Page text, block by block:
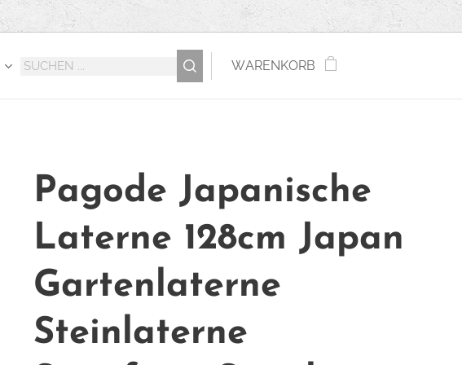
WARENKORB
Pagode Japanische
Laterne 128cm Japan
Gartenlaterne
Steinlaterne